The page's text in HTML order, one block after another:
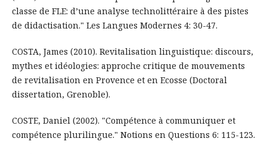
classe de FLE: d’une analyse technolittéraire à des pistes
de didactisation." Les Langues Modernes 4: 30-47.
COSTA, James (2010). Revitalisation linguistique: discours,
mythes et idéologies: approche critique de mouvements
de revitalisation en Provence et en Ecosse (Doctoral
dissertation, Grenoble).
COSTE, Daniel (2002). "Compétence à communiquer et
compétence plurilingue." Notions en Questions 6: 115-123.